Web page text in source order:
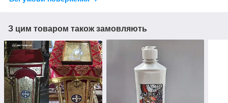
З цим товаром також замовляють